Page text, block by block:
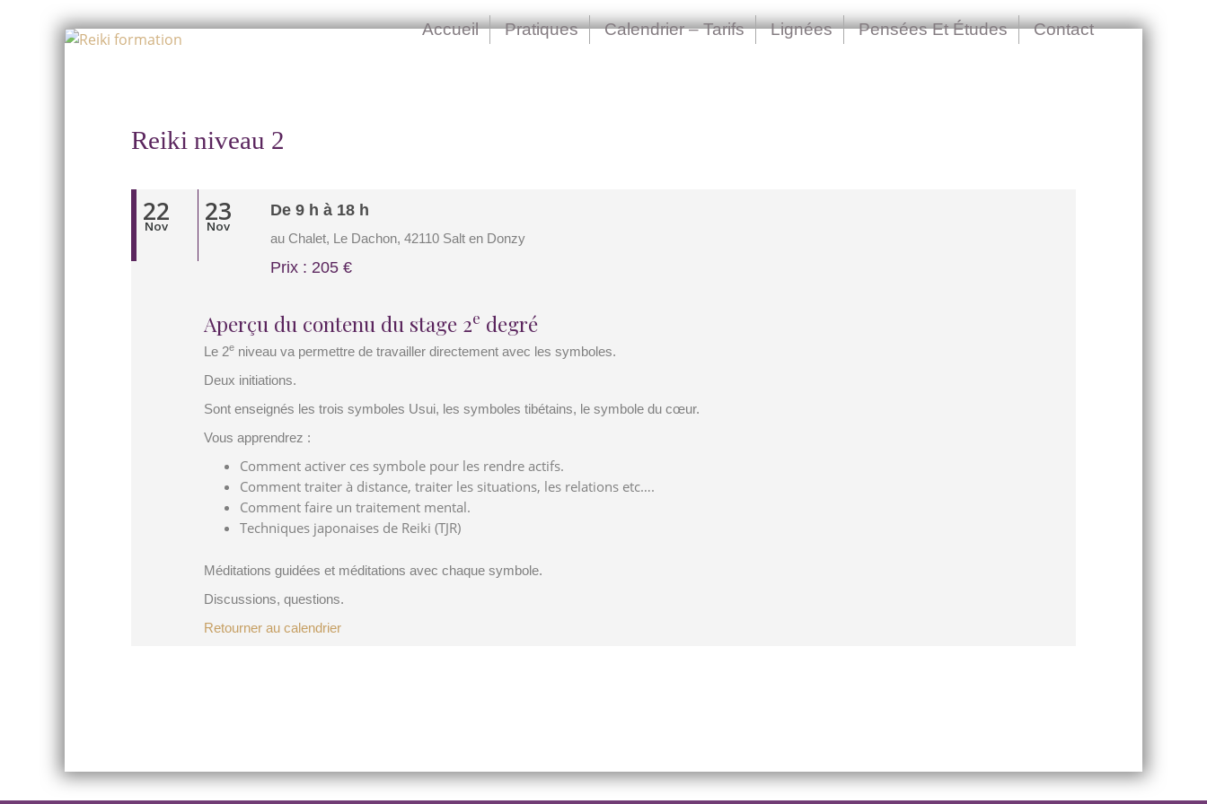
Skip
Accueil Pratiques Calendrier – Tarifs Lignées Pensées Et Études Contact
Reiki niveau 2
22
Nov 23
Nov
De 9 h à 18 h
au Chalet, Le Dachon, 42110 Salt en Donzy
Prix : 205 €
Aperçu du contenu du stage 2e degré
Le 2e niveau va permettre de travailler directement avec les symboles.
Deux initiations.
Sont enseignés les trois symboles Usui, les symboles tibétains, le symbole du cœur.
Vous apprendrez :
Comment activer ces symbole pour les rendre actifs.
Comment traiter à distance, traiter les situations, les relations etc….
Comment faire un traitement mental.
Techniques japonaises de Reiki (TJR)
Méditations guidées et méditations avec chaque symbole.
Discussions, questions.
Retourner au calendrier